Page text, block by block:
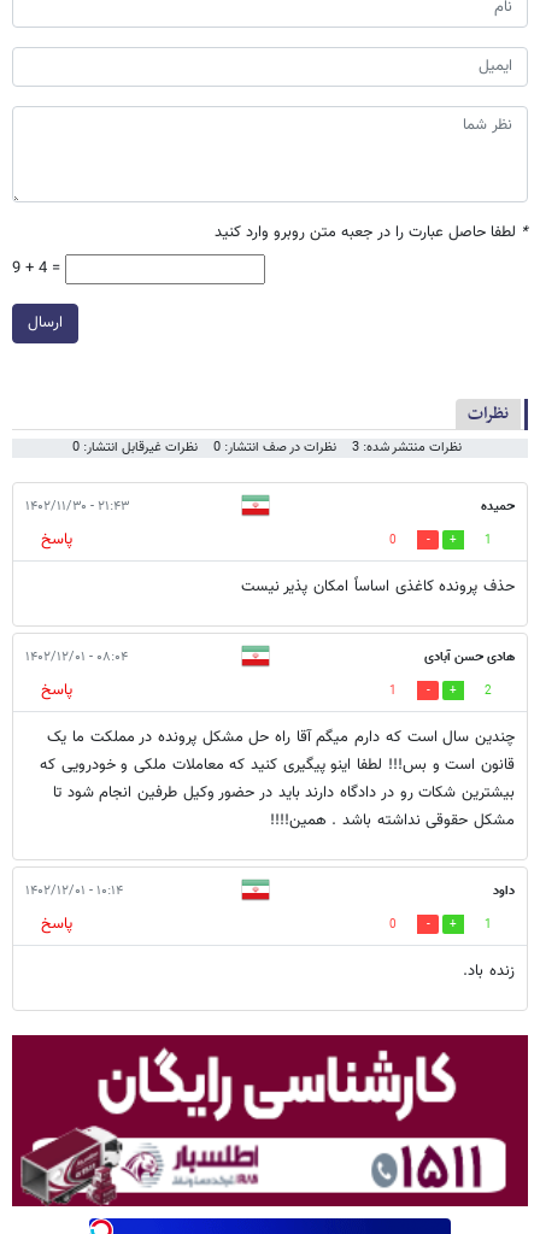
* لطفا حاصل عبارت را در جعبه متن روبرو وارد کنید
9 + 4 =
ارسال
نظرات
نظرات منتشر شده: 3 نظرات در صف انتشار: 0 نظرات غیرقابل انتشار: 0
حمیده ۲۱:۴۳ - ۱۴۰۲/۱۱/۳۰
1
0
پاسخ
حذف پرونده کاغذی اساساً امکان پذیر نیست
هادی حسن آبادی ۰۸:۰۴ - ۱۴۰۲/۱۲/۰۱
2
1
پاسخ
چندین سال است که دارم میگم آقا راه حل مشکل پرونده در مملکت ما یک
قانون است و بس!!! لطفا اینو پیگیری کنید که معاملات ملکی و خودرویی که
بیشترین شکات رو در دادگاه دارند باید در حضور وکیل طرفین انجام شود تا
مشکل حقوقی نداشته باشد . همین!!!!
داود ۱۰:۱۴ - ۱۴۰۲/۱۲/۰۱
1
0
پاسخ
زنده باد.